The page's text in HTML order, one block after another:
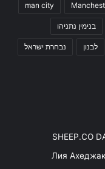
man city
בנימין נתניהו
לבנון נבחרת ישראל
SHEEP.CO
Лия